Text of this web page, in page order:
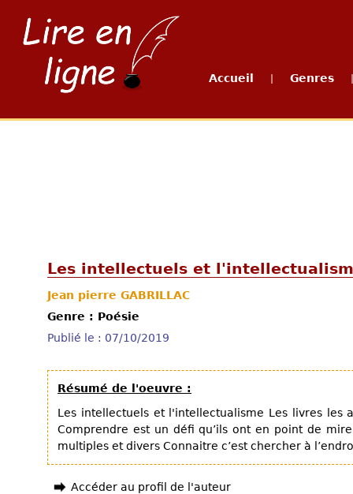
Accueil Genres
Les intellectuels et
Jean pierre GABRILLAC
Genre : Poésie
Publié le : 07/10/2019
Résumé de l'oeuvre :
Les intellectuels et l'intellectualisme Les livres les
Comprendre est un défi qu’ils ont en point de
multiples et divers Connaitre c’est chercher à
Accéder au profil de l'auteur